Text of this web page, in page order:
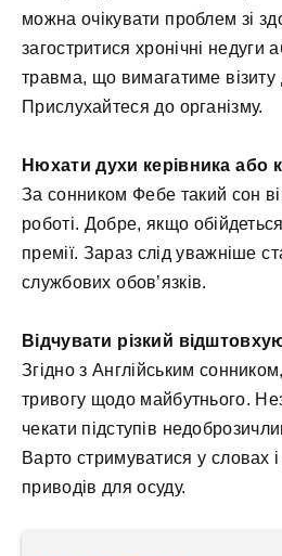
можна очікувати проблем зі
загостритися хронічні недуги
травма, що вимагатиме візиту
Прислухайтеся до організму.
Нюхати духи керівника або
За сонником Фебе такий сон
роботі. Добре, якщо
премії. Зараз слід уважніше
службових обов’язків.
Відчувати різкий
Згідно з Англійським
тривогу щодо майбутнього.
чекати підступів
Варто стримуватися у словах
приводів для осуду.